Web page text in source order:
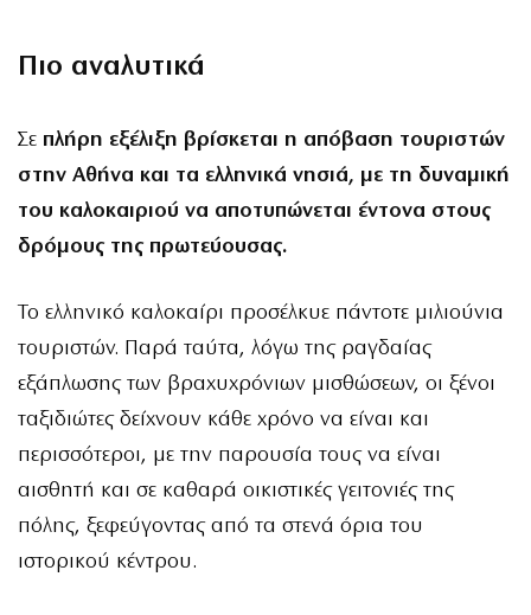
Πιο αναλυτικά
Σε πλήρη εξέλιξη βρίσκεται η απόβαση τουριστών
στην Αθήνα και τα ελληνικά νησιά, με τη δυναμική
του καλοκαιριού να αποτυπώνεται έντονα στους
δρόμους της πρωτεύουσας.
Το ελληνικό καλοκαίρι προσέλκυε πάντοτε μιλιούνια
τουριστών. Παρά ταύτα, λόγω της ραγδαίας
εξάπλωσης των βραχυχρόνιων μισθώσεων, οι ξένοι
ταξιδιώτες δείχνουν κάθε χρόνο να είναι και
περισσότεροι, με την παρουσία τους να είναι
αισθητή και σε καθαρά οικιστικές γειτονιές της
πόλης, ξεφεύγοντας από τα στενά όρια του
ιστορικού κέντρου.